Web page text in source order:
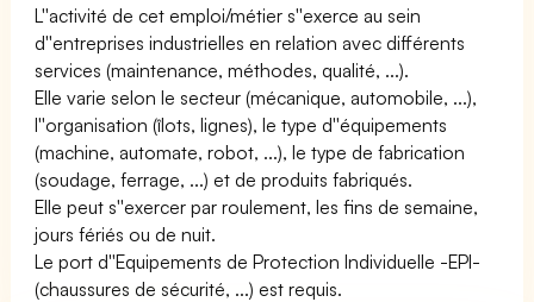
L''activité de cet emploi/métier s''exerce au sein
d''entreprises industrielles en relation avec différents
services (maintenance, méthodes, qualité, ...).
Elle varie selon le secteur (mécanique, automobile, ...),
l''organisation (îlots, lignes), le type d''équipements
(machine, automate, robot, ...), le type de fabrication
(soudage, ferrage, ...) et de produits fabriqués.
Elle peut s''exercer par roulement, les fins de semaine,
jours fériés ou de nuit.
Le port d''Equipements de Protection Individuelle -EPI-
(chaussures de sécurité, ...) est requis.